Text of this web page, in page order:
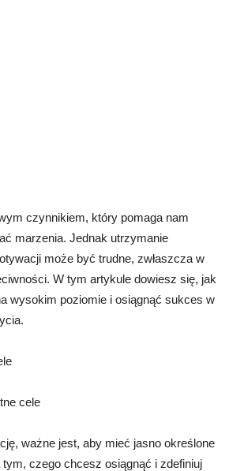
czynnikiem, który pomaga nam
marzenia. Jednak utrzymanie
może być trudne, zwłaszcza w
W tym artykule dowiesz się, jak
wysokim poziomie i osiągnąć sukces w
cele
ważne jest, aby mieć jasno określone
czego chcesz osiągnąć i zdefiniuj